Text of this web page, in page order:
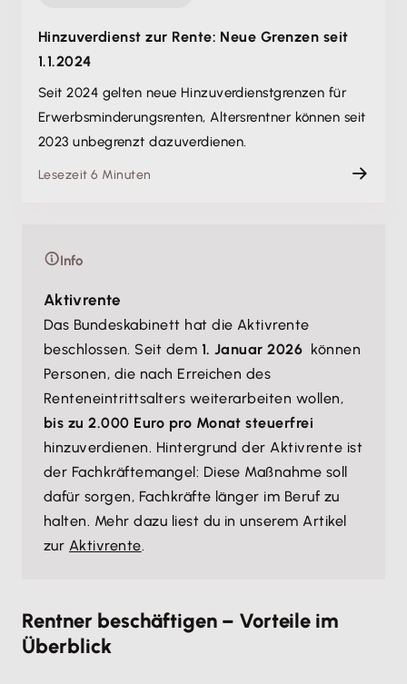
Hinzuverdienst zur Rente: Neue Grenzen seit
1.1.2024
Seit 2024 gelten neue Hinzuverdienst­grenzen für
Erwerbs­minderungsrenten, Altersrentner können seit
2023 unbegrenzt dazuverdienen.
Lesezeit 6 Minuten
Info
Aktivrente
Das Bundeskabinett hat die Aktivrente
beschlossen. Seit dem 1. Januar 2026 können
Personen, die nach Erreichen des
Renteneintrittsalters weiterarbeiten wollen,
bis zu 2.000 Euro pro Monat steuerfrei
hinzuverdienen. Hintergrund der Aktivrente ist
der Fachkräftemangel: Diese Maßnahme soll
dafür sorgen, Fachkräfte länger im Beruf zu
halten. Mehr dazu liest du in unserem Artikel
zur Aktivrente.
Rentner beschäftigen – Vorteile im
Überblick